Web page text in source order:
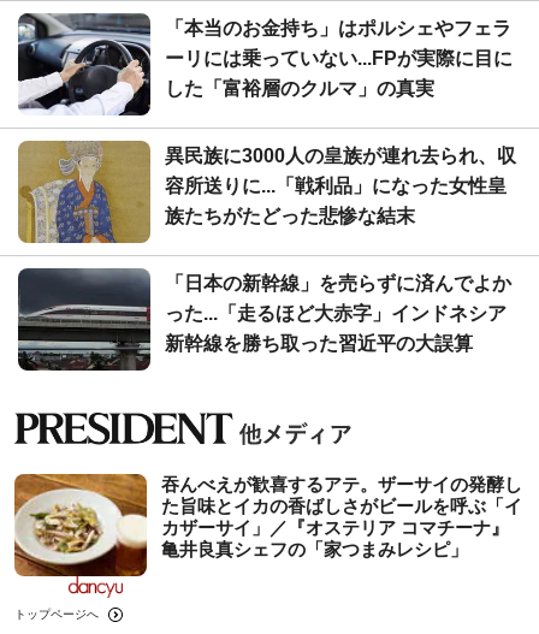
「本当のお金持ち」はポルシェやフェラ
ーリには乗っていない...FPが実際に目に
した「富裕層のクルマ」の真実
異民族に3000人の皇族が連れ去られ、収
容所送りに...「戦利品」になった女性皇
族たちがたどった悲惨な結末
「日本の新幹線」を売らずに済んでよか
った...「走るほど大赤字」インドネシア
新幹線を勝ち取った習近平の大誤算
吞んべえが歓喜するアテ。ザーサイの発酵し
た旨味とイカの香ばしさがビールを呼ぶ「イ
カザーサイ」／『オステリア コマチーナ』
⻲井良真シェフの「家つまみレシピ」
トップページへ